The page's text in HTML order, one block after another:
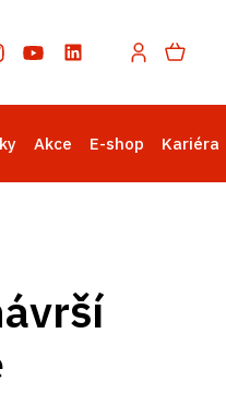
Akce E-shop Kariéra